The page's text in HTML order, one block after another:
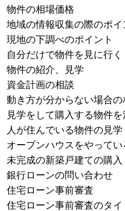
物件の相場価格
地域の情報収集の際のポイ
現地の下調べのポイント
自分だけで物件を見に行く
物件の紹介、見学
資金計画の相談
動き方が分からない場合の
見学をして購入する物件
人が住んでいる物件の見学
オープンハウスをやってい
未完成の新築戸建ての購入
銀行ローンの問い合わせ
住宅ローン事前審査
住宅ローン事前審査のタイ